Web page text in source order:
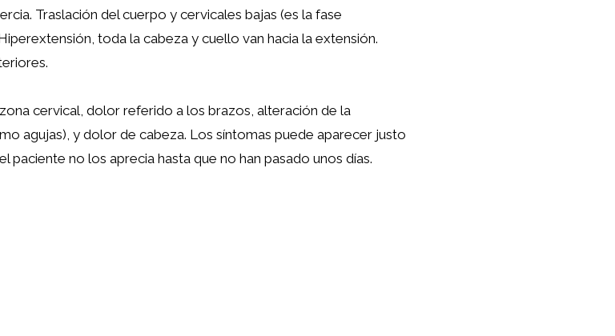
Traslación del cuerpo y cervicales bajas (es la fase
toda la cabeza y cuello van hacia la extensión.
cervical, dolor referido a los brazos, alteración de la
agujas), y dolor de cabeza. Los síntomas puede aparecer justo
no los aprecia hasta que no han pasado unos días.